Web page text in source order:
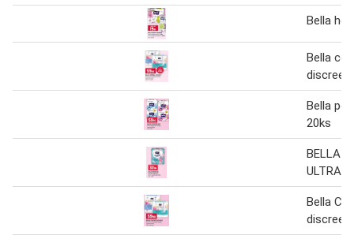
Bella
Bella
discreet
Bella
20ks
BELLA
ULTRA
Bella
discreet